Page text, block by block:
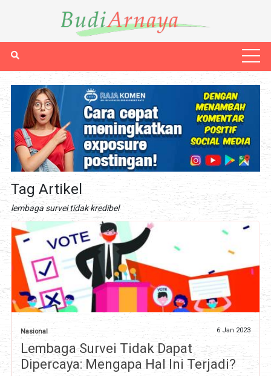
Tag Artikel
lembaga survei tidak kredibel
Nasional 6 Jan 2023
Lembaga Survei Tidak Dapat
Dipercaya: Mengapa Hal Ini Terjadi?